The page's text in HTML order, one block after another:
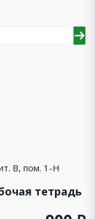
тетрадь
В, пом. 1-Н